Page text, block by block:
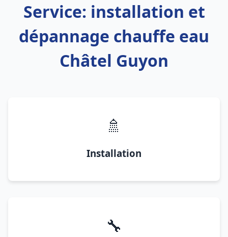
Service: installation et
dépannage chauffe eau
Châtel Guyon
🚿
Installation
🔧